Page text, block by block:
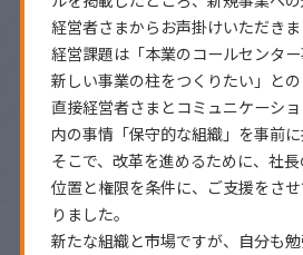
経営者さまからお声掛けいただきま
経営課題は「本業のコールセンタ
新しい事業の柱をつくりたい」との
直接経営者さまとコミュニケーシ
内の事情「保守的な組織」を事前に
そこで、改革を進めるために、社
位置と権限を条件に、ご支援をさ
りました。
新たな組織と市場ですが、自分も